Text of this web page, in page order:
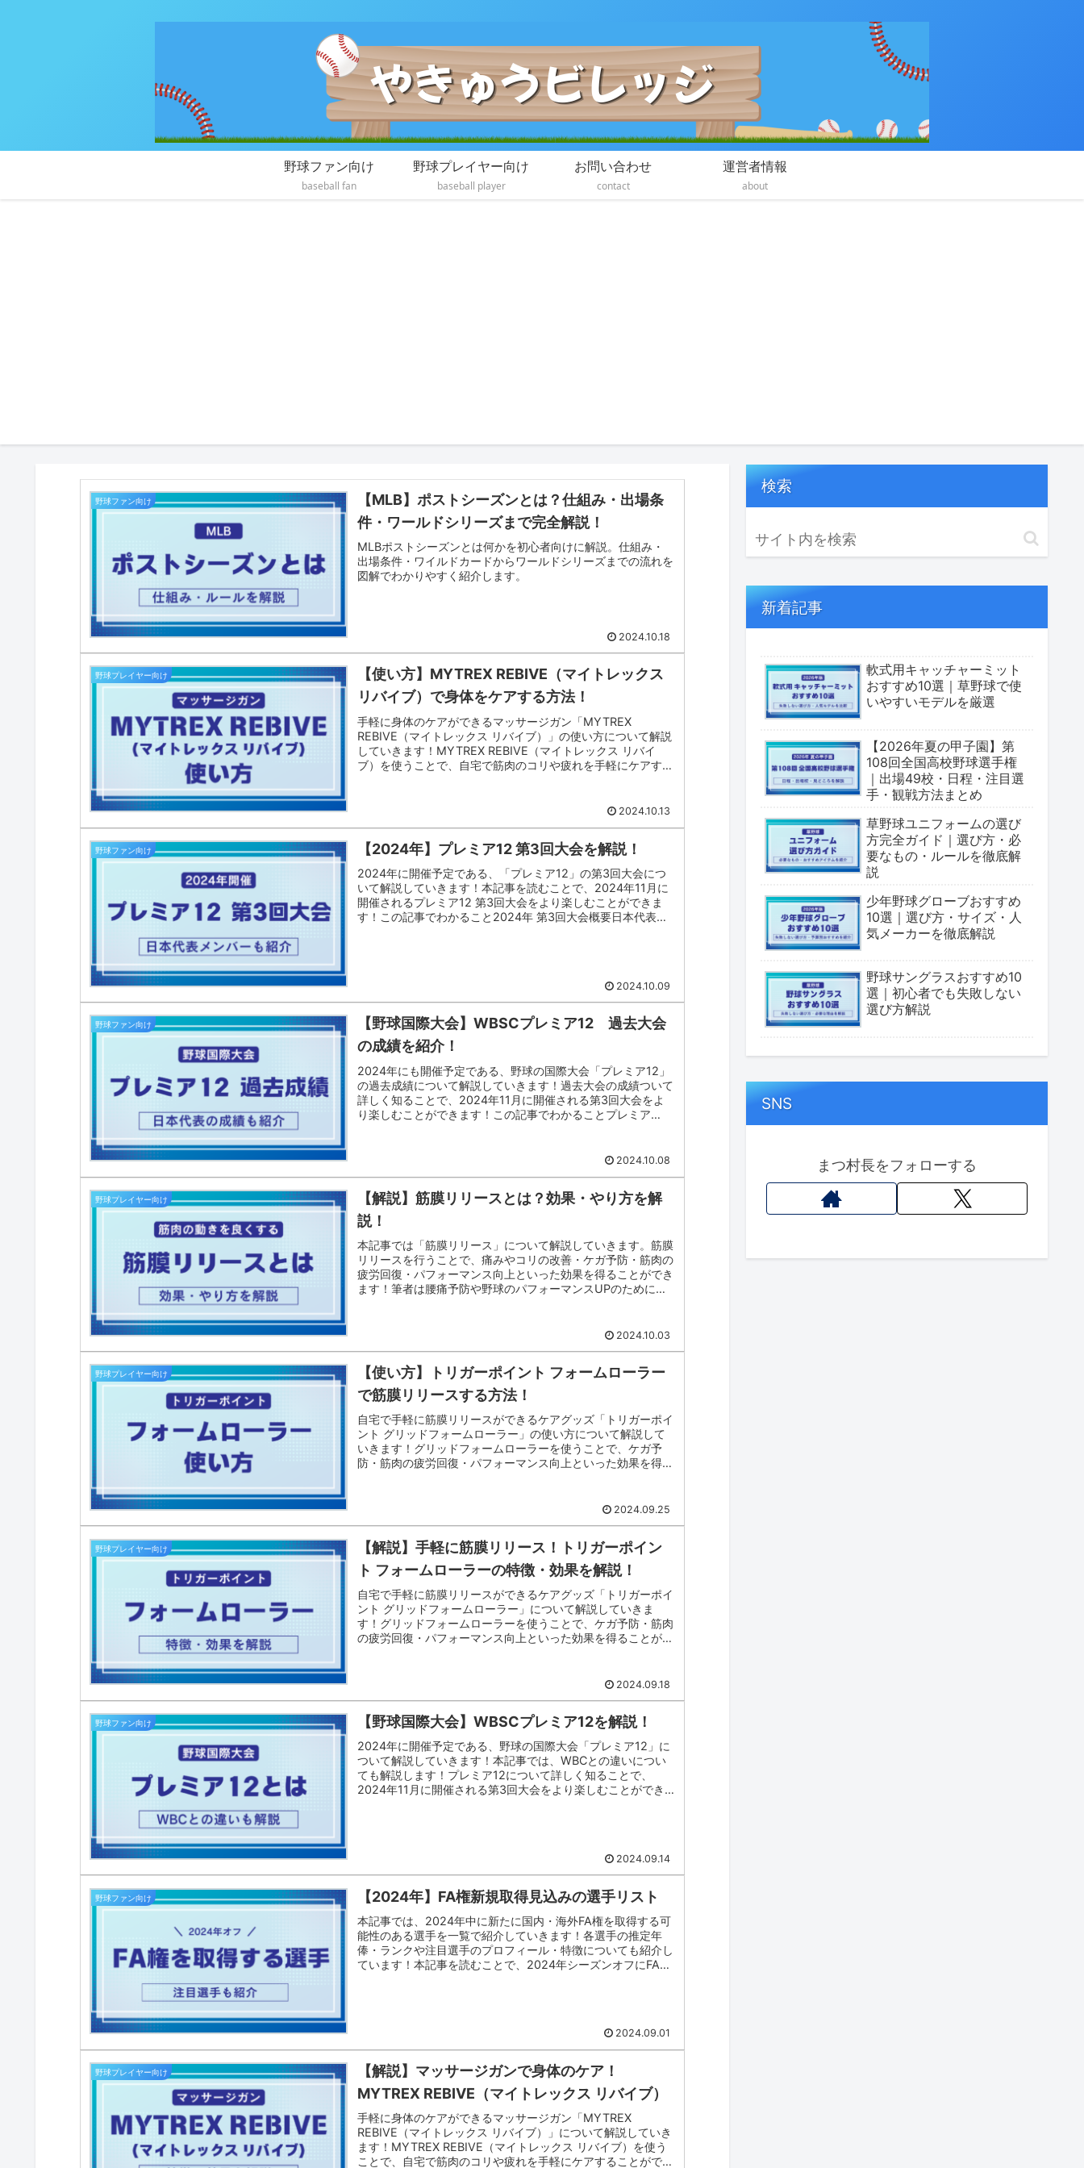
野球ファン向け
baseball fan
野球プレイヤー向け
baseball player
お問い合わせ
contact
運営者情報
about
野球ファン向け
【MLB】ポストシーズンとは？仕組み・出場条
件・ワールドシリーズまで完全解説！
MLBポストシーズンとは何かを初心者向けに解説。仕組み・
出場条件・ワイルドカードからワールドシリーズまでの流れを
図解でわかりやすく紹介します。
2024.10.18
野球プレイヤー向け
【使い方】MYTREX REBIVE（マイトレックス
リバイブ）で身体をケアする方法！
手軽に身体のケアができるマッサージガン「MYTREX
REBIVE（マイトレックス リバイブ）」の使い方について解説
していきます！MYTREX REBIVE（マイトレックス リバイ
ブ）を使うことで、自宅で筋肉のコリや疲れを手軽にケアする
2024.10.13
野球ファン向け 【2024年】プレミア12 第3回大会を解説！
2024年に開催予定である、「プレミア12」の第3回大会につ
いて解説していきます！本記事を読むことで、2024年11月に
開催されるプレミア12 第3回大会をより楽しむことができま
す！この記事でわかること2024年 第3回大会概要日本代表の
2024.10.09
野球ファン向け
【野球国際大会】WBSCプレミア12 過去大会
の成績を紹介！
2024年にも開催予定である、野球の国際大会「プレミア12」
の過去成績について解説していきます！過去大会の成績ついて
詳しく知ることで、2024年11月に開催される第3回大会をよ
り楽しむことができます！この記事でわかることプレミア
2024.10.08
野球プレイヤー向け
【解説】筋膜リリースとは？効果・やり方を解
説！
本記事では「筋膜リリース」について解説していきます。筋膜
リリースを行うことで、痛みやコリの改善・ケガ予防・筋肉の
疲労回復・パフォーマンス向上といった効果を得ることができ
ます！筆者は腰痛予防や野球のパフォーマンスUPのためにフ
2024.10.03
野球プレイヤー向け
【使い方】トリガーポイント フォームローラー
で筋膜リリースする方法！
自宅で手軽に筋膜リリースができるケアグッズ「トリガーポイ
ント グリッドフォームローラー」の使い方について解説して
いきます！グリッドフォームローラーを使うことで、ケガ予
防・筋肉の疲労回復・パフォーマンス向上といった効果を得る
2024.09.25
野球プレイヤー向け
【解説】手軽に筋膜リリース！トリガーポイン
ト フォームローラーの特徴・効果を解説！
自宅で手軽に筋膜リリースができるケアグッズ「トリガーポイ
ント グリッドフォームローラー」について解説していきま
す！グリッドフォームローラーを使うことで、ケガ予防・筋肉
の疲労回復・パフォーマンス向上といった効果を得ることがで
2024.09.18
野球ファン向け 【野球国際大会】WBSCプレミア12を解説！
2024年に開催予定である、野球の国際大会「プレミア12」に
ついて解説していきます！本記事では、WBCとの違いについ
ても解説します！プレミア12について詳しく知ることで、
2024年11月に開催される第3回大会をより楽しむことができ
2024.09.14
野球ファン向け 【2024年】FA権新規取得見込みの選手リスト
本記事では、2024年中に新たに国内・海外FA権を取得する可
能性のある選手を一覧で紹介していきます！各選手の推定年
俸・ランクや注目選手のプロフィール・特徴についても紹介し
ています！本記事を読むことで、2024年シーズンオフにFA権
2024.09.01
野球プレイヤー向け
【解説】マッサージガンで身体のケア！
MYTREX REBIVE（マイトレックス リバイブ）
手軽に身体のケアができるマッサージガン「MYTREX
REBIVE（マイトレックス リバイブ）」について解説していき
ます！MYTREX REBIVE（マイトレックス リバイブ）を使う
ことで、自宅で筋肉のコリや疲れを手軽にケアすることができ
検索
新着記事
軟式用キャッチャーミット
おすすめ10選｜草野球で使
いやすいモデルを厳選
【2026年夏の甲子園】第
108回全国高校野球選手権
｜出場49校・日程・注目選
手・観戦方法まとめ
草野球ユニフォームの選び
方完全ガイド｜選び方・必
要なもの・ルールを徹底解
説
少年野球グローブおすすめ
10選｜選び方・サイズ・人
気メーカーを徹底解説
野球サングラスおすすめ10
選｜初心者でも失敗しない
選び方解説
SNS
まつ村長をフォローする